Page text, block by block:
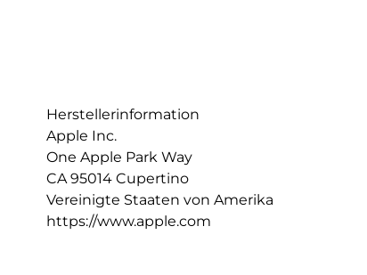
Herstellerinformation
Apple Inc.
One Apple Park Way
CA 95014 Cupertino
Vereinigte Staaten von Amerika
https://www.apple.com